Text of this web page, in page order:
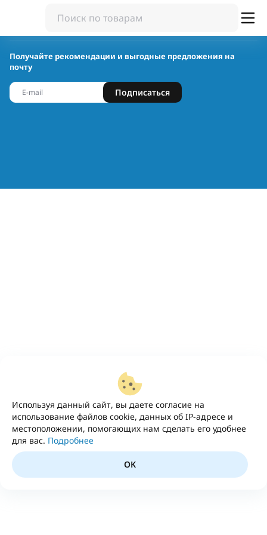
Используя данный сайт, вы даете согласие на
использование файлов cookie, данных об IP-адресе и
местоположении, помогающих нам сделать его удобнее
для вас. Подробнее
OK
Получайте рекомендации и выгодные предложения на
почту
Подписаться